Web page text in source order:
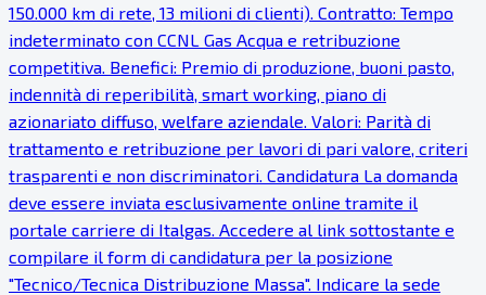
150.000 km di rete, 13 milioni di clienti). Contratto: Tempo
indeterminato con CCNL Gas Acqua e retribuzione
competitiva. Benefici: Premio di produzione, buoni pasto,
indennità di reperibilità, smart working, piano di
azionariato diffuso, welfare aziendale. Valori: Parità di
trattamento e retribuzione per lavori di pari valore, criteri
trasparenti e non discriminatori. Candidatura La domanda
deve essere inviata esclusivamente online tramite il
portale carriere di Italgas. Accedere al link sottostante e
compilare il form di candidatura per la posizione
"Tecnico/Tecnica Distribuzione Massa". Indicare la sede